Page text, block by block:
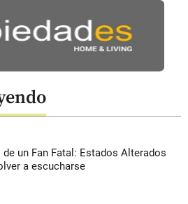
un Fan Fatal: Estados Alterados
a escucharse